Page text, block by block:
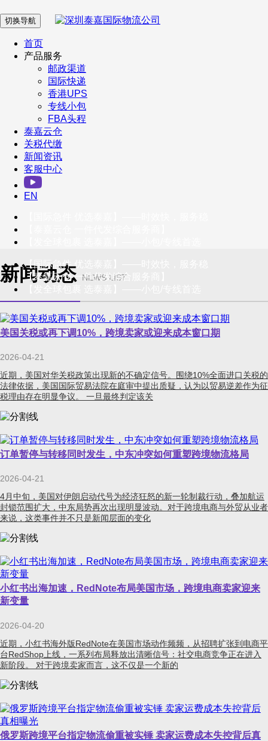
在 线 客 服
企业微信
订阅号
客户服务热线
400-098-5699
联系我们
切换导航
首页
产品服务
邮政渠道
国际快递
香港UPS
专线小包
FBA头程
泰嘉云仓
关税代缴
新闻资讯
客服中心
EN
【国际急件 优选泰嘉】——时效快，服务稳
【泰嘉云仓 一件代发综合服务商】
新闻动态 NEWS LIST
美国关税或再下调10%，跨境卖家或迎来成本窗口期
2026-04-21
近期，美国对华关税政策出现新的不确定信号。围绕10%全面进口关税的
法律依据，美国国际贸易法院在庭审中提出质疑，认为以贸易逆差作为征
税理由存在明显争议。 一旦最终判定该关
订单暂停与转移同时发生，中东冲突如何重塑跨境物流格局
2026-04-21
4月中旬，美国对伊朗启动代号为经济狂怒的新一轮制裁行动，叠加航运
封锁范围扩大，中东局势再次出现明显波动。对于跨境电商与外贸从业者
来说，这类事件并不只是新闻层面的变化
小红书出海加速，RedNote布局美国市场，跨境电商卖家迎来
新变量
2026-04-20
近期，小红书海外版RedNote在美国市场动作频频，从招聘扩张到电商平
台RedShop上线，一系列布局释放出清晰信号：社交电商竞争正在进入
新阶段。 对于跨境卖家而言，这不仅是一个新的
俄罗斯跨境平台指定物流偷重被实锤 卖家运费成本失控背后真